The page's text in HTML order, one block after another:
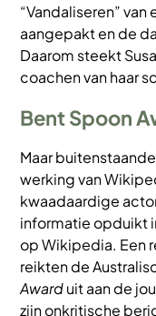
“Vandaliseren”
aangepakt en de
Daarom steekt
coachen van haar
Bent Spoon
Maar
werking van
kwaadaardige
informatie opduikt
op Wikipedia. Een
reikten de
Awarduit aan de
zijn onkritische